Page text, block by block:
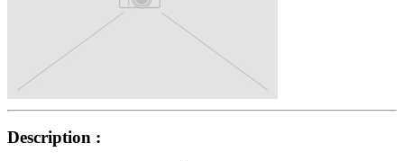
Description :